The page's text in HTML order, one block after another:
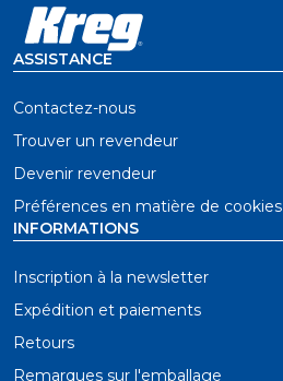
ASSISTANCE
Contactez-nous
Trouver un revendeur
Devenir revendeur
Préférences en matière de cookies
INFORMATIONS
Inscription à la newsletter
Expédition et paiements
Retours
Remarques sur l'emballage